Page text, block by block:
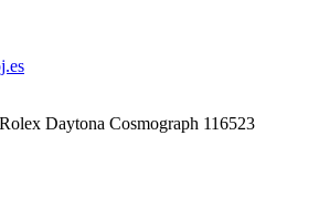
Daytona Cosmograph 116523